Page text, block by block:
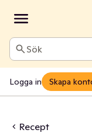
Sök
Logga in Skapa
Recept